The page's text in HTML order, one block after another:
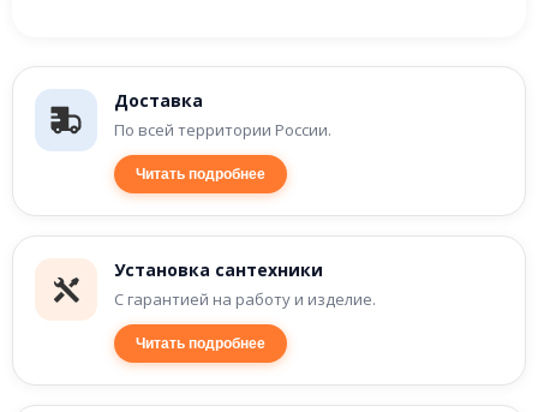
Доставка
По всей территории России.
Читать подробнее
Установка сантехники
С гарантией на работу и изделие.
Читать подробнее